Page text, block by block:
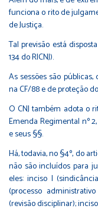
funciona o rito de
de Justiça.
Tal previsão está
134 do RICNJ).
As sessões são
na CF/88 e de proteção
O CNJ também adota o
Emenda Regimental nº 2,
e seus §§.
Há, todavia, no §4º, do
não são incluídos para
eles: inciso I
(processo
(revisão disciplinar);